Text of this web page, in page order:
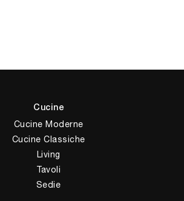
Cucine
Cucine Moderne
Cucine Classiche
Living
Tavoli
Sedie